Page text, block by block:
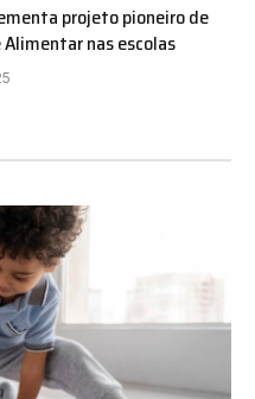
projeto pioneiro de
nas escolas